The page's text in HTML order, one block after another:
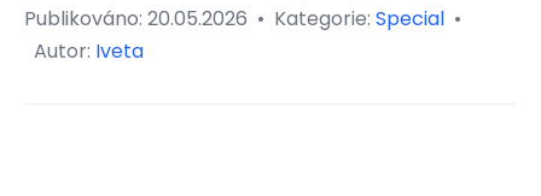
Publikováno: 20.05.2026 • Kategorie: Special •
Autor: Iveta